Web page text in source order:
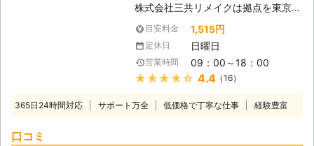
株式会社三共リメイクは拠点を東京や
千葉、茨城におき、東京都を中心に関
東一円のシロアリ駆除のプロフェッシ
ョナルとして活動しています。ターマ
イトコントロール業務を遂行するに当
たり、ヤマトシロアリやイエシロア
態や生態を熟知した日本シロアリ対策
目安料金 1,515円
定休日 日曜日
営業時間 09：00～18：00
★★★★★ 4.4（16）
365日24時間対応 サポート万全 低価格で丁寧な仕事 経験豊富
口コミ